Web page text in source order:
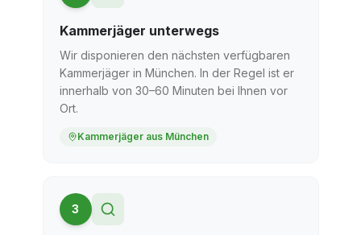
Kammerjäger unterwegs
Wir disponieren den nächsten verfügbaren
Kammerjäger in München. In der Regel ist er
innerhalb von 30–60 Minuten bei Ihnen vor
Ort.
Kammerjäger aus München
3